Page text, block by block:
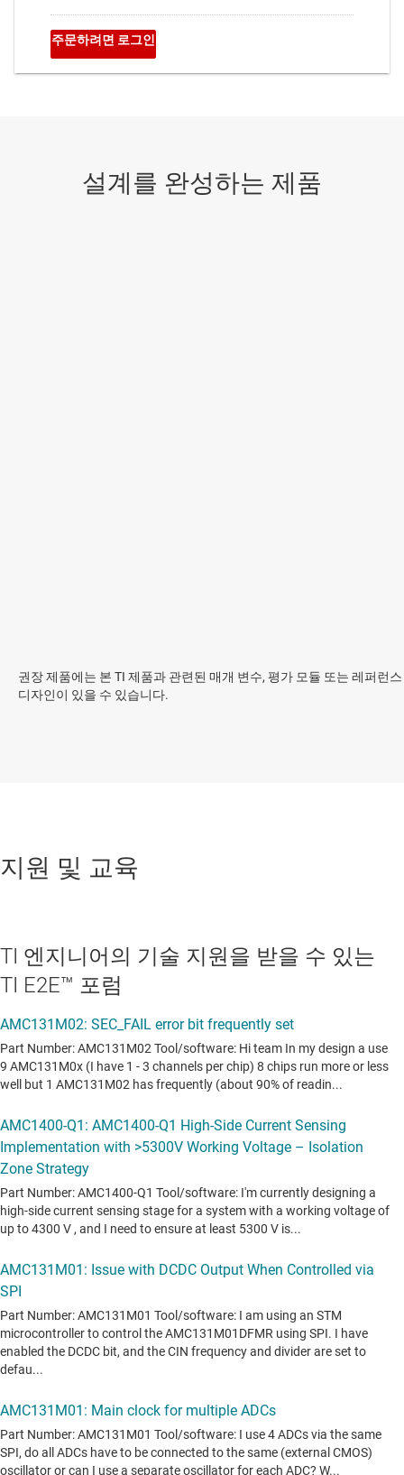
권장 제품에는 본 TI 제품과 관련된 매개 변수, 평가 모듈 또는 레퍼런스
디자인이 있을 수 있습니다.
지원 및 교육
TI 엔지니어의 기술 지원을 받을 수 있는
TI E2E™ 포럼